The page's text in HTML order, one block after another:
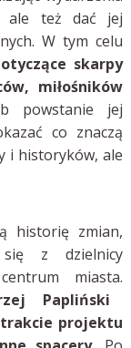
ale też dać jej
W tym celu
skarpy
miłośników
powstanie jej
co znaczą
i historyków, ale
historię zmian,
się z dzielnicy
miasta.
Papliński
projektu